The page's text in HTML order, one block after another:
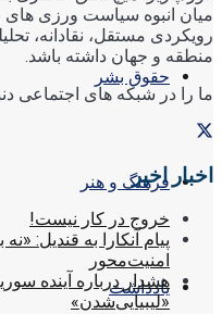
حقوق بشر
فرهنگ و هنر
یادداشت
میان انبوه سیاست ورزی های
رویکردی مستقل، نقادانه،
منطقه و جهان داشته باشد.
ما را در شبکه های اجتماعی
اخبار اخیر
خروج در کار نیست!
پیام آنکارا به قندیل:
امنیت‌محور
هشدار درباره آینده
«لیبیایی‌شدن»